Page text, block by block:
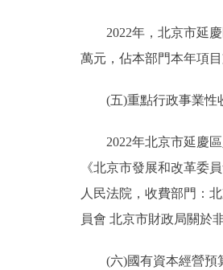
2022年，北京市延慶
萬元，佔本部門本年項目
(五)重點行政事業性
2022年北京市延慶區
《北京市發展和改革委
人民法院，收費部門：
員會 北京市財政局關於
(六)國有資本經營預